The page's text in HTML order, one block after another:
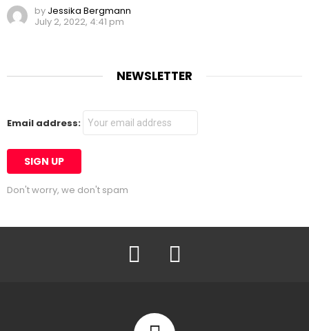
by Jessika Bergmann
July 2, 2022, 4:41 pm
NEWSLETTER
Email address:
Don't worry, we don't spam
Facebook